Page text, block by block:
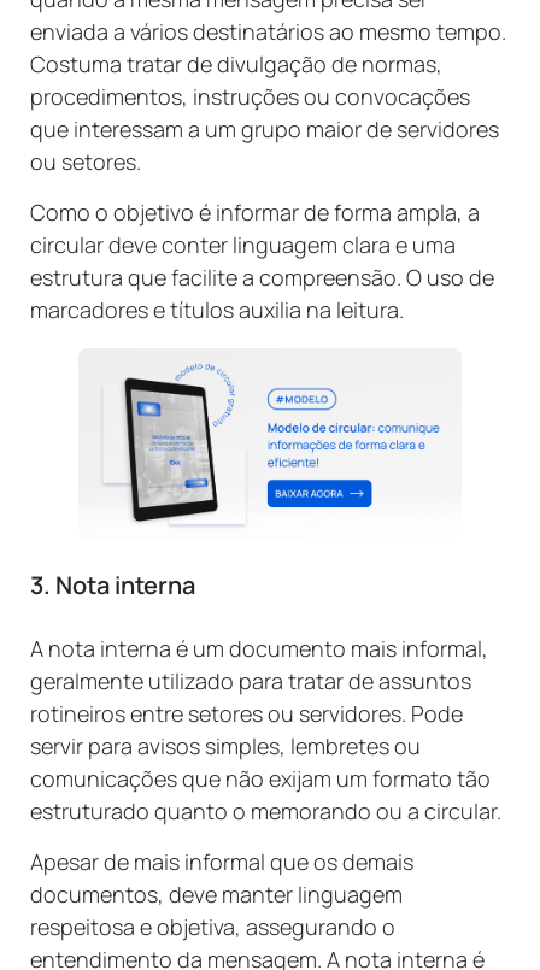
enviada a vários destinatários ao mesmo tempo.
Costuma tratar de divulgação de normas,
procedimentos, instruções ou convocações
que interessam a um grupo maior de servidores
ou setores.
Como o objetivo é informar de forma ampla, a
circular deve conter linguagem clara e uma
estrutura que facilite a compreensão. O uso de
marcadores e títulos auxilia na leitura.
3. Nota interna
A nota interna é um documento mais informal,
geralmente utilizado para tratar de assuntos
rotineiros entre setores ou servidores. Pode
servir para avisos simples, lembretes ou
comunicações que não exijam um formato tão
estruturado quanto o memorando ou a circular.
Apesar de mais informal que os demais
documentos, deve manter linguagem
respeitosa e objetiva, assegurando o
entendimento da mensagem. A nota interna é